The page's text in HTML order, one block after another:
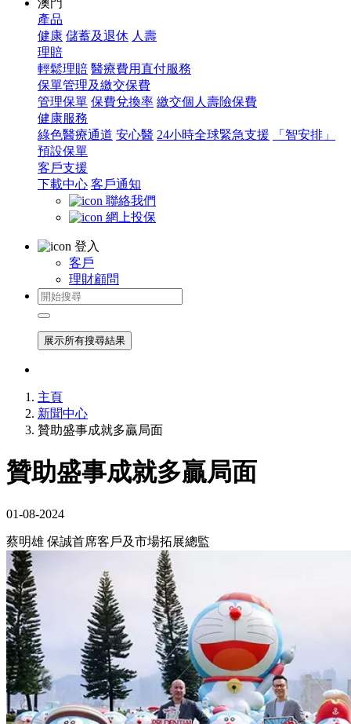
澳門
產品
健康 儲蓄及退休 人壽
理賠
輕鬆理賠 醫療費用直付服務
保單管理及繳交保費
管理保單 保費兌換率 繳交個人壽險保費
健康服務
綠色醫療通道 安心醫 24小時全球緊急支援
「智安排」
預設保單
客戶支援
下載中心 客戶通知
聯絡我們
網上投保
登入
客戶
理財顧問
展示所有搜尋結果
主頁
新聞中心
贊助盛事成就多贏局面
贊助盛事成就多贏局面
01-08-2024
蔡明雄 保誠首席客戶及市場拓展總監